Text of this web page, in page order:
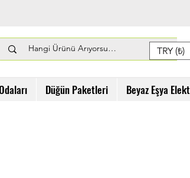
TRY (₺)
Düğün Paketleri Beyaz Eşya